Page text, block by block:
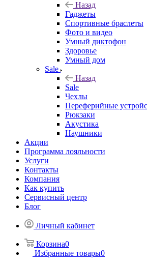
Назад
Гаджеты
Спортивные браслеты
Фото и видео
Умный диктофон
Здоровье
Умный дом
Sale
Назад
Sale
Чехлы
Переферийные
Рюкзаки
Акустика
Наушники
Акции
Программа лояльности
Услуги
Контакты
Компания
Как купить
Сервисный центр
Блог
Личный кабинет
Корзина0
Избранные товары0